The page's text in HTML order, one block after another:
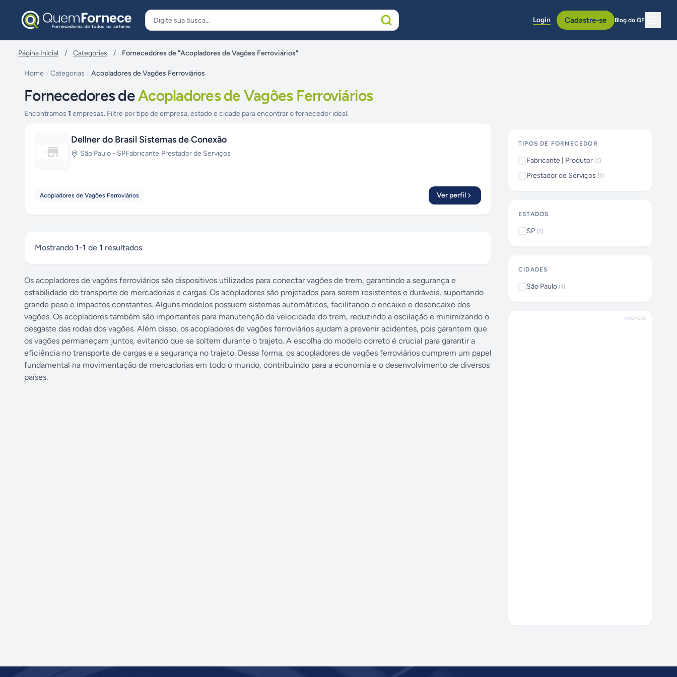
Login Cadastre-se Blog do QF
Página Inicial / Categorias / Fornecedores de "Acopladores de Vagões Ferroviários"
Home Categorias Acopladores de Vagões Ferroviários
Fornecedores deAcopladores de Vagões Ferroviários
Encontramos 1 empresas. Filtre por tipo de empresa, estado e cidade para encontrar o fornecedor ideal.
Dellner do Brasil Sistemas de Conexão
São Paulo - SPFabricante·Prestador de Serviços
Acopladores de Vagões Ferroviários Ver perfil
Mostrando 1-1 de 1 resultados
Os acopladores de vagões ferroviários são dispositivos utilizados para conectar vagões de trem, garantindo a segurança e
estabilidade do transporte de mercadorias e cargas. Os acopladores são projetados para serem resistentes e duráveis, suportando
grande peso e impactos constantes. Alguns modelos possuem sistemas automáticos, facilitando o encaixe e desencaixe dos
vagões. Os acopladores também são importantes para manutenção da velocidade do trem, reduzindo a oscilação e minimizando o
desgaste das rodas dos vagões. Além disso, os acopladores de vagões ferroviários ajudam a prevenir acidentes, pois garantem que
os vagões permaneçam juntos, evitando que se soltem durante o trajeto. A escolha do modelo correto é crucial para garantir a
eficiência no transporte de cargas e a segurança no trajeto. Dessa forma, os acopladores de vagões ferroviários cumprem um papel
fundamental na movimentação de mercadorias em todo o mundo, contribuindo para a economia e o desenvolvimento de diversos
países.
TIPOS DE FORNECEDOR
Fabricante | Produtor (1)
Prestador de Serviços (1)
ESTADOS
SP (1)
CIDADES
São Paulo (1)
ANÚNCIO